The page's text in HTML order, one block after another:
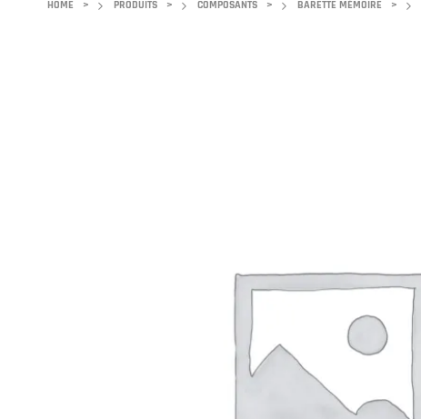
HOME > PRODUITS > COMPOSANTS > BARETTE MÉMOIRE >